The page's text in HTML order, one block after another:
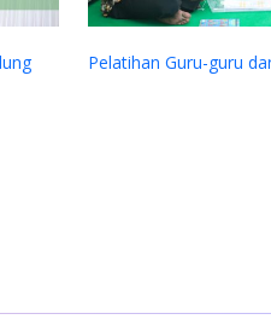
Pelatihan Guru-guru